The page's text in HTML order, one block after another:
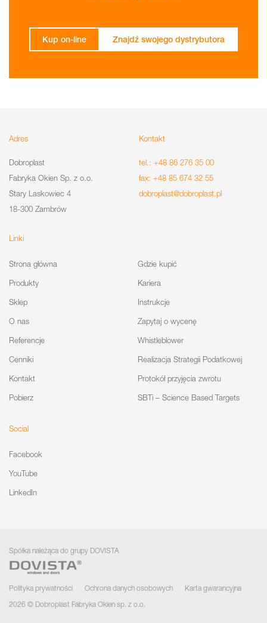
Kup on-line Znajdź swojego dystrybutora
Adres
Dobroplast
Fabryka Okien Sp. z o.o.
Stary Laskowiec 4
18-300 Zambrów
Kontakt
tel.: +48 86 276 35 00
fax: +48 85 674 32 55
dobroplast@dobroplast.pl
Linki
Strona główna
Produkty
Sklep
O nas
Referencje
Cenniki
Kontakt
Pobierz
Gdzie kupić
Kariera
Instrukcje
Zapytaj o wycenę
Whistleblower
Realizacja Strategii Podatkowej
Protokół przyjęcia zwrotu
SBTi – Science Based Targets
Social
Facebook
YouTube
LinkedIn
Spółka należąca do grupy DOVISTA
Polityka prywatności Ochrona danych osobowych
Karta gwarancyjna
2026 © Dobroplast Fabryka Okien sp. z o.o.